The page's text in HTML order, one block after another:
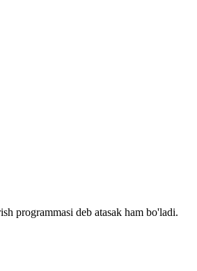
programmasi deb atasak ham bo'ladi.